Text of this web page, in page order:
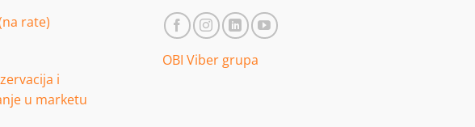
rate)
i
u marketu
OBI Viber grupa